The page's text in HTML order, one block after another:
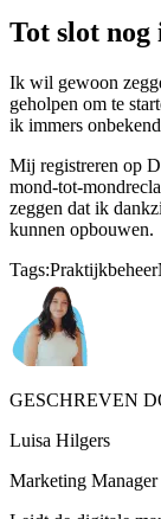
Tot slot nog
Ik wil gewoon
geholpen om te
ik immers
Mij registreren op
mond-tot-
zeggen dat ik
kunnen opbouwen.
Tags:Praktijkbeheer
GESCHREVEN
Luisa Hilgers
Marketing Manager